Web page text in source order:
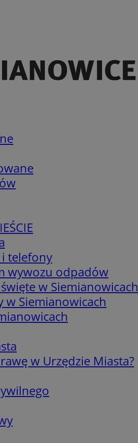
telefony
wywozu odpadów
w Siemianowicach
w Siemianowicach
w Urzędzie Miasta?